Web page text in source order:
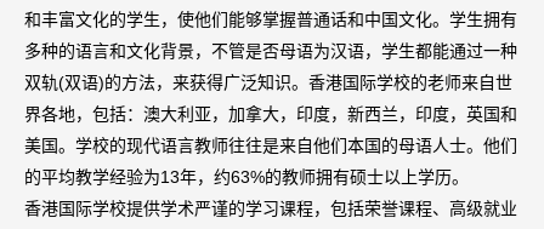
和丰富文化的学生，使他们能够掌握普通话和中国文化。学生拥有
多种的语言和文化背景，不管是否母语为汉语，学生都能通过一种
双轨(双语)的方法，来获得广泛知识。香港国际学校的老师来自世
界各地，包括：澳大利亚，加拿大，印度，新西兰，印度，英国和
美国。学校的现代语言教师往往是来自他们本国的母语人士。他们
的平均教学经验为13年，约63%的教师拥有硕士以上学历。
香港国际学校提供学术严谨的学习课程，包括荣誉课程、高级就业